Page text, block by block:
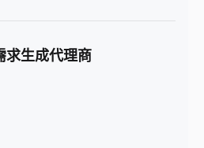
求生成代理商